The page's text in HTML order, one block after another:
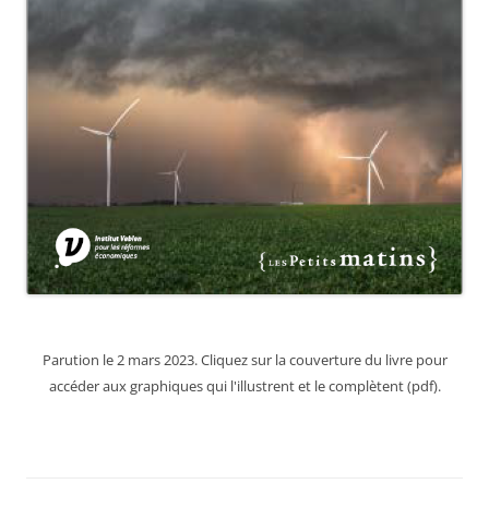
Parution le 2 mars 2023. Cliquez sur la couverture du livre pour
accéder aux graphiques qui l'illustrent et le complètent (pdf).